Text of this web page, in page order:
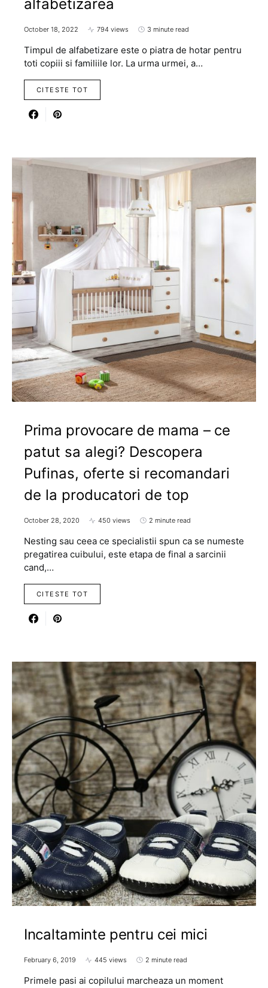
alfabetizarea
October 18, 2022 794 views 3 minute read
Timpul de alfabetizare este o piatra de hotar pentru
toti copiii si familiile lor. La urma urmei, a…
CITESTE TOT
Prima provocare de mama – ce
patut sa alegi? Descopera
Pufinas, oferte si recomandari
de la producatori de top
October 28, 2020 450 views 2 minute read
Nesting sau ceea ce specialistii spun ca se numeste
pregatirea cuibului, este etapa de final a sarcinii
cand,…
CITESTE TOT
Incaltaminte pentru cei mici
February 6, 2019 445 views 2 minute read
Primele pasi ai copilului marcheaza un moment